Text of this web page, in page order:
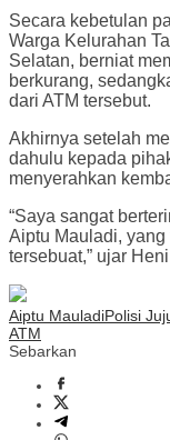
Secara kebetulan
Warga Kelurahan
Selatan, berniat
berkurang,
dari ATM tersebut.
Akhirnya setelah
dahulu kepada
menyerahkan
“Saya sangat
Aiptu Mauladi,
tersebuat,” ujar
Aiptu MauladiPolisi
ATM
Sebarkan